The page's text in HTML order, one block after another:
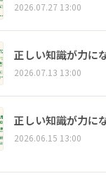
2026.07.27 13:00
正しい知識が力に
2026.07.13 13:00
正しい知識が力に
2026.06.15 13:00